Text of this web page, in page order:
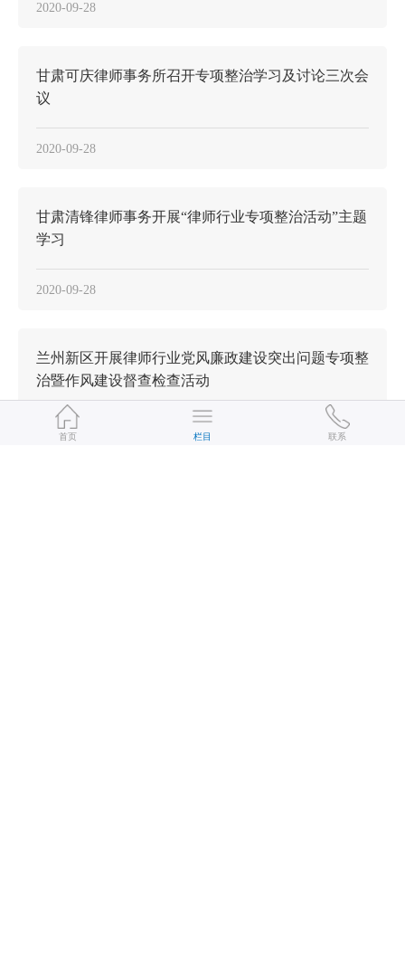
2020-09-28
甘肃可庆律师事务所召开专项整治学习及讨论三次会
议
2020-09-28
甘肃清锋律师事务开展“律师行业专项整治活动”主题
学习
2020-09-28
兰州新区开展律师行业党风廉政建设突出问题专项整
治暨作风建设督查检查活动
2020-09-17
首页 栏目 联系